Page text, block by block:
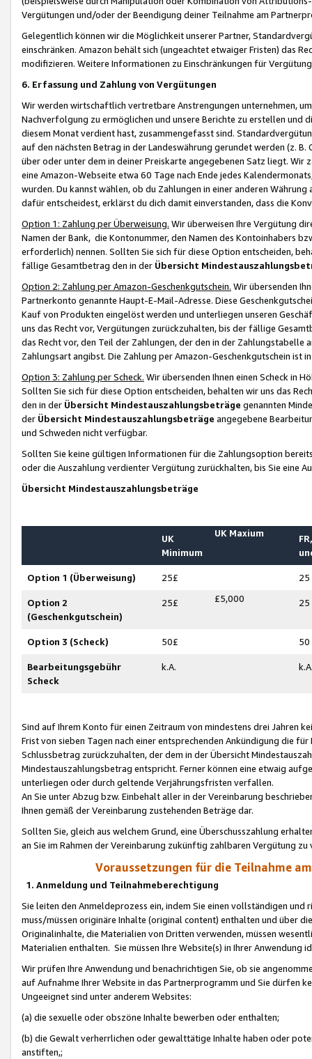
Vergütungen und/oder der Beendigung deiner Teilnahme am
Gelegentlich können wir die Möglichkeit unserer Partner,
einschränken. Amazon behält sich (ungeachtet etwaiger Fristen) das
modifizieren. Weitere Informationen zu Einschränkungen für
6. Erfassung und Zahlung von Vergütungen
Wir werden wirtschaftlich vertretbare Anstrengungen unternehmen,
Nachverfolgung zu ermöglichen und unsere Berichte zu erstellen und
diesem Monat verdient hast, zusammengefasst sind.
auf den nächsten Betrag in der Landeswährung gerundet werden (z.
über oder unter dem in deiner Preiskarte angegebenen Satz liegt.
eine Amazon-Webseite etwa 60 Tage nach Ende jedes
wurden. Du kannst wählen, ob du Zahlungen in einer anderen
dafür entscheidest, erklärst du dich damit einverstanden, dass die
Option 1: Zahlung per Überweisung. Wir überweisen Ihre Vergütung
Namen der Bank, die Kontonummer, den Namen des Kontoinhabers
erforderlich) nennen. Sollten Sie sich für diese Option entscheiden,
fällige Gesamtbetrag den in der Übersicht
Option 2: Zahlung per Amazon-Geschenkgutschein. Wir übersenden
Partnerkonto genannte Haupt-E-Mail-Adresse. Diese
Kauf von Produkten eingelöst werden und unterliegen unseren
uns das Recht vor, Vergütungen zurückzuhalten, bis der fällige
das Recht vor, den Teil der Zahlungen, der den in der
Zahlungsart angibst. Die Zahlung per Amazon-Geschenkgutschein ist
Option 3: Zahlung per Scheck. Wir übersenden Ihnen einen Scheck in
Sollten Sie sich für diese Option entscheiden, behalten wir uns das
den in der Übersicht Mindestauszahlungsbeträge genannten
der Übersicht Mindestauszahlungsbeträge angegebene
und Schweden nicht verfügbar.
Sollten Sie keine gültigen Informationen für die Zahlungsoption
oder die Auszahlung verdienter Vergütung zurückhalten, bis Sie
Übersicht Mindestauszahlungsbeträge
UK
Minimum
UK Maxium
Option 1 (Überweisung) 25£ 25
Option 2
(Geschenkgutschein)
25£ £5,000 25
Option 3 (Scheck) 50£ 50
Bearbeitungsgebühr
Scheck
k.A.
Sind auf Ihrem Konto für einen Zeitraum von mindestens drei Jahren
Frist von sieben Tagen nach einer entsprechenden Ankündigung die
Schlussbetrag zurückzuhalten, der dem in der Übersicht
Mindestauszahlungsbetrag entspricht. Ferner können eine etwaig
unterliegen oder durch geltende Verjährungsfristen verfallen.
An Sie unter Abzug bzw. Einbehalt aller in der Vereinbarung
Ihnen gemäß der Vereinbarung zustehenden Beträge dar.
Sollten Sie, gleich aus welchem Grund, eine Überschusszahlung
an Sie im Rahmen der Vereinbarung zukünftig zahlbaren Vergütung zu
Voraussetzungen für die Teilnahme
1. Anmeldung und Teilnahmeberechtigung
Sie leiten den Anmeldeprozess ein, indem Sie einen vollständigen
muss/müssen originäre Inhalte (original content) enthalten und über
Originalinhalte, die Materialien von Dritten verwenden, müssen
Materialien enthalten. Sie müssen Ihre Website(s) in Ihrer Anwendung
Wir prüfen Ihre Anwendung und benachrichtigen Sie, ob sie
auf Aufnahme Ihrer Website in das Partnerprogramm und Sie dürfen
Ungeeignet sind unter anderem Websites:
(a) die sexuelle oder obszöne Inhalte bewerben oder enthalten;
(b) die Gewalt verherrlichen oder gewalttätige Inhalte haben oder
anstiften,;